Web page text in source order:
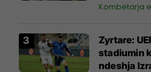
Kombëtarja
Zyrtare:
stadiumin
ndeshja